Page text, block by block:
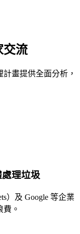
交流
畫提供全面分析，
理垃圾
）及 Google 等企業
。